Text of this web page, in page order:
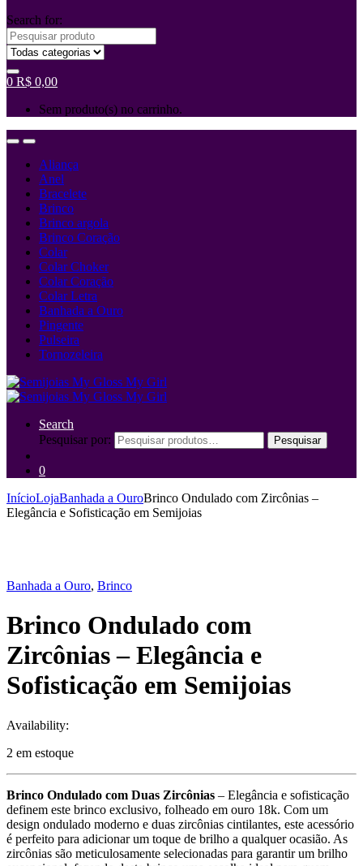
Search for:
0 R$ 0,00
Sem produto(s) no carrinho.
Aliança
Anel
Bracelete
Brinco
Brinco argola
Brinco Coração
Colar
Colar Choker
Colar Coração
Colar Letra
Banhada a Ouro
Pingente
Pulseira
Tornozeleira
Search
Pesquisar por:
Pesquisar
0
InícioLojaBanhada a OuroBrinco Ondulado com Zircônias –
Elegância e Sofisticação em Semijoias
Banhada a Ouro, Brinco
Brinco Ondulado com
Zircônias – Elegância e
Sofisticação em Semijoias
Availability:
2 em estoque
Brinco Ondulado com Duas Zircônias – Elegância e sofisticação
definem este brinco exclusivo, folheado em ouro 18k. Com um
design ondulado moderno e duas zircônias cintilantes, este acessório
é perfeito para adicionar um toque de brilho a qualquer ocasião. As
zircônias são meticulosamente selecionadas para garantir um brilho